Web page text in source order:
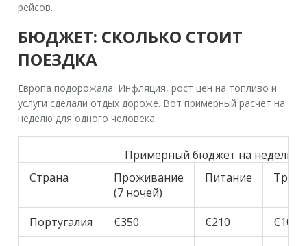
рейсов.
БЮДЖЕТ: СКОЛЬКО СТОИТ
ПОЕЗДКА
Европа подорожала. Инфляция, рост цен на топливо и
услуги сделали отдых дороже. Вот примерный расчет на
неделю для одного человека:
Примерный бюджет на неделю в
Страна
Проживание
(7 ночей)
Питание
Португалия €350 €210
€100